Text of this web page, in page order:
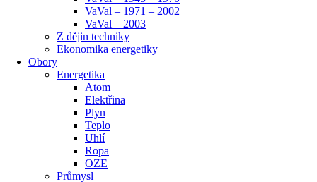
VaVal – 1971 – 2002
VaVal – 2003
Z dějin techniky
Ekonomika energetiky
Obory
Energetika
Atom
Elektřina
Plyn
Teplo
Uhlí
Ropa
OZE
Průmysl